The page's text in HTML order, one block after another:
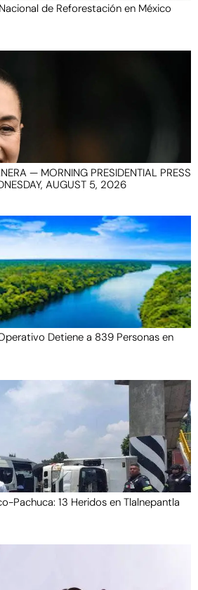
de Reforestación en México
— MORNING PRESIDENTIAL PRESS
AUGUST 5, 2026
Detiene a 839 Personas en
Pachuca: 13 Heridos en Tlalnepantla